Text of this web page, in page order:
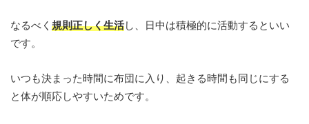
なるべく 規則正しく生活し、日中は積極的に活動するといい
です。
いつも決まった時間に布団に入り、起きる時間も同じにする
と体が順応しやすいためです。